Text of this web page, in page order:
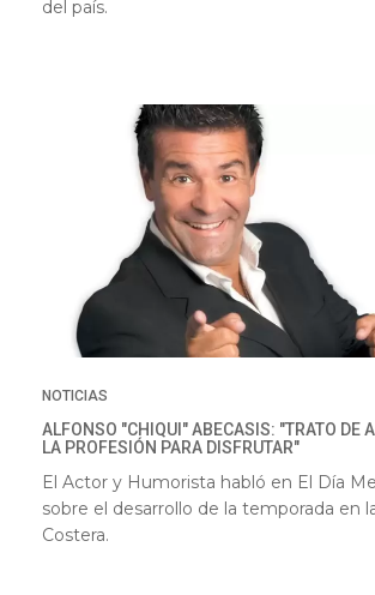
del país.
NOTICIAS
ALFONSO "CHIQUI" ABECASIS: "TRATO DE
LA PROFESIÓN PARA DISFRUTAR"
El Actor y Humorista habló en El Día
sobre el desarrollo de la temporada en
Costera.